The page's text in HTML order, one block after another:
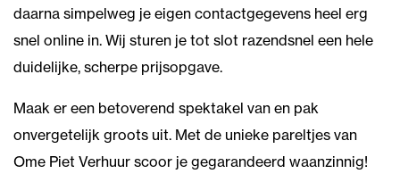
daarna simpelweg je eigen contactgegevens heel erg
snel online in. Wij sturen je tot slot razendsnel een hele
duidelijke, scherpe prijsopgave.
Maak er een betoverend spektakel van en pak
onvergetelijk groots uit. Met de unieke pareltjes van
Ome Piet Verhuur scoor je gegarandeerd waanzinnig!